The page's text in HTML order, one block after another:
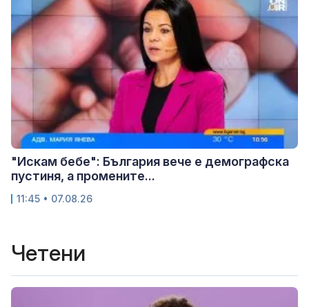
"Искам бебе": България вече е демографска
пустиня, а промените...
11:45 • 07.08.26
Четени